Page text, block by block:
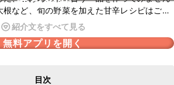
など、旬の野菜を加えた甘辛レシピはごは
こと間違いなし！ぜひご覧くださいね。
紹介文をすべて見る
無料アプリを開く
目次